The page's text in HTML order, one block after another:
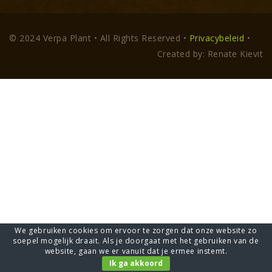
© 2024 Verpa Plant • All Rights Reserved • Privacybeleid •
Created by: Renate Kievit
We gebruiken cookies om ervoor te zorgen dat onze website zo
soepel mogelijk draait. Als je doorgaat met het gebruiken van de
website, gaan we er vanuit dat je ermee instemt.
Ik ga akkoord